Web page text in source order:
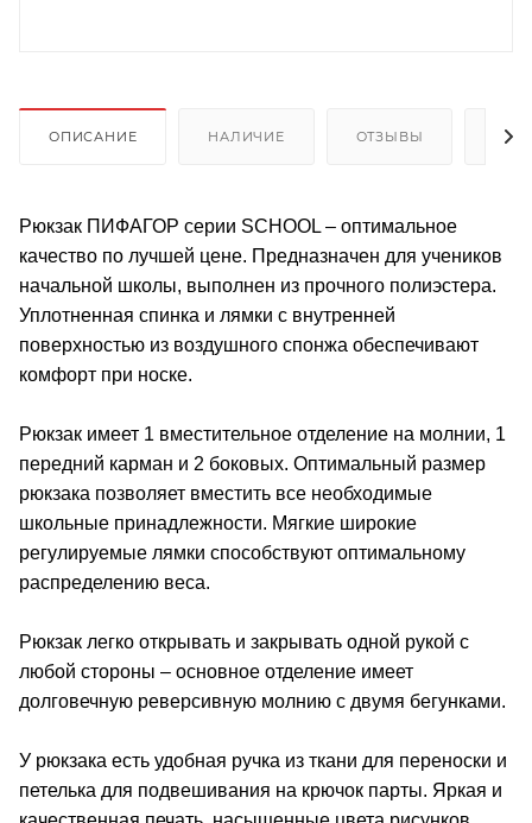
ОПИСАНИЕ НАЛИЧИЕ ОТЗЫВЫ
Рюкзак ПИФАГОР серии SCHOOL – оптимальное
качество по лучшей цене. Предназначен для учеников
начальной школы, выполнен из прочного полиэстера.
Уплотненная спинка и лямки с внутренней
поверхностью из воздушного спонжа обеспечивают
комфорт при носке.
Рюкзак имеет 1 вместительное отделение на молнии, 1
передний карман и 2 боковых. Оптимальный размер
рюкзака позволяет вместить все необходимые
школьные принадлежности. Мягкие широкие
регулируемые лямки способствуют оптимальному
распределению веса.
Рюкзак легко открывать и закрывать одной рукой с
любой стороны – основное отделение имеет
долговечную реверсивную молнию с двумя бегунками.
У рюкзака есть удобная ручка из ткани для переноски и
петелька для подвешивания на крючок парты. Яркая и